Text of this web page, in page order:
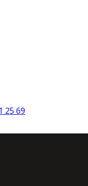
25 69